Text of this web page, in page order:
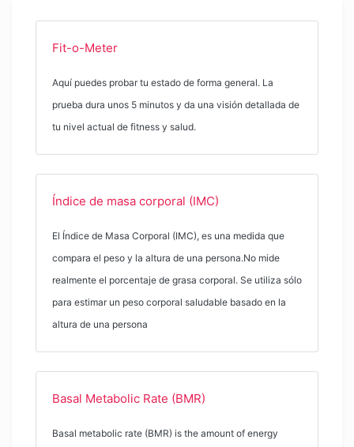
Fit-o-Meter
Aquí puedes probar tu estado de forma general. La
prueba dura unos 5 minutos y da una visión detallada de
tu nivel actual de fitness y salud.
Índice de masa corporal (IMC)
El Índice de Masa Corporal (IMC), es una medida que
compara el peso y la altura de una persona.No mide
realmente el porcentaje de grasa corporal. Se utiliza sólo
para estimar un peso corporal saludable basado en la
altura de una persona
Basal Metabolic Rate (BMR)
Basal metabolic rate (BMR) is the amount of energy